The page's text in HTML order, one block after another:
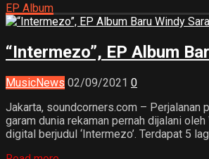
EP Album
“Intermezo”, EP Album
MusicNews 02/09/2021 0
Jakarta, soundcorners.com – Perjalanan
garam dunia rekaman pernah dijalani
digital berjudul ‘Intermezo’. Terdapat 5